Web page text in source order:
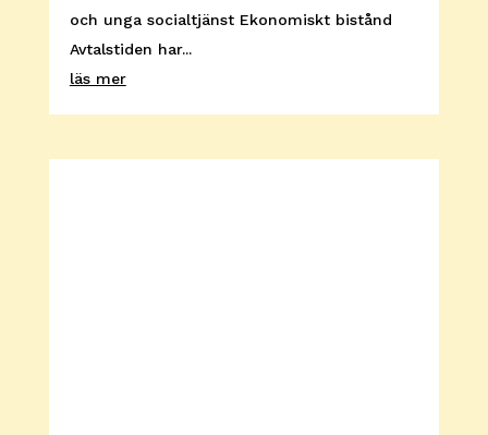
och unga socialtjänst Ekonomiskt bistånd
Avtalstiden har...
läs mer